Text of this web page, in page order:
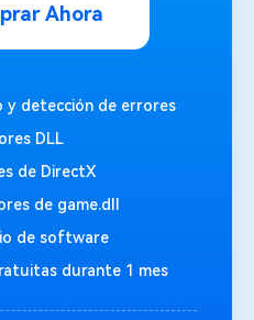
Ahora
y detección de errores
DLL
de DirectX
de game.dll
de software
durante 1 mes